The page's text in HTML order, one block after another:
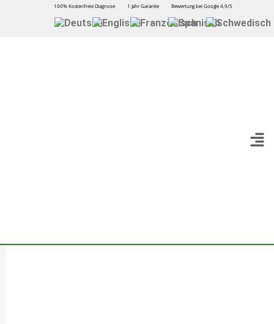
100% Kostenfreie Diagnose 1 Jahr Garantie Bewertung bei Google 4,9/5